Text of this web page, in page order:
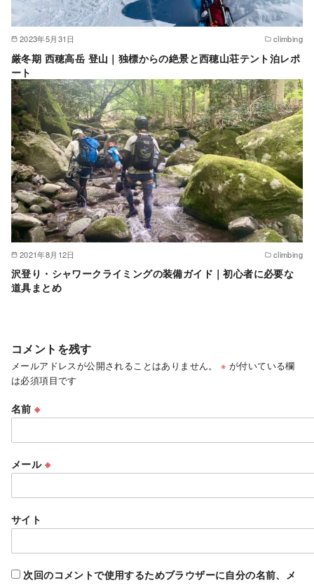
2023年5月31日 climbing
厳冬期 西穂高岳 登山｜独標からの絶景と西穂山荘テント泊レポ
ート
2021年8月12日 climbing
沢登り・シャワークライミングの装備ガイド｜初心者に必要な
道具まとめ
コメントを残す
メールアドレスが公開されることはありません。 ※ が付いている欄
は必須項目です
名前※
メール ※
サイト
次回のコメントで使用するためブラウザーに自分の名前、メ